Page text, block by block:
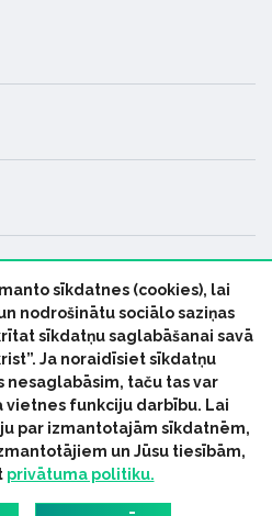
visas tiesības paturētas
Ziņas
Industrijas Ziņas
Biznesam Latvijas oficiālais
sīkdatnes (cookies), lai
nodrošinātu sociālo saziņas
sīkdatņu saglabāšanai savā
Ja noraidīsiet sīkdatņu
nesaglabāsim, taču tas var
funkciju darbību. Lai
par izmantotajām sīkdatnēm,
un Jūsu tiesībām,
privātuma politiku.